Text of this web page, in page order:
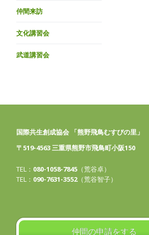
仲間来訪
文化講習会
武道講習会
国際共生創成協会 「熊野飛鳥むすびの里」
〒519-4563 三重県熊野市飛鳥町小阪150
TEL： 080-1058-7845 （荒谷卓）
TEL： 090-7631-3552（荒谷智子）
仲間の申請をする